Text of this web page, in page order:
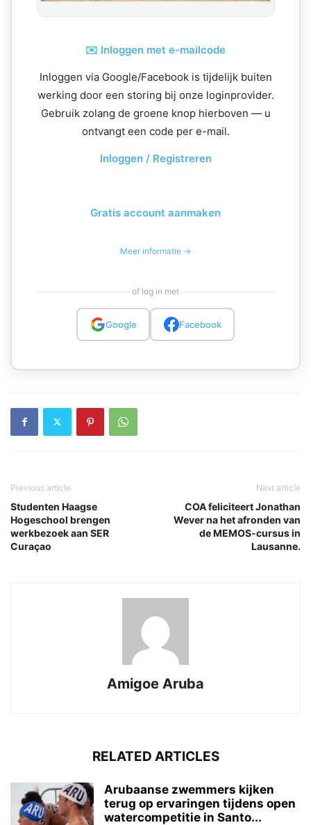
✉️ Inloggen met e-mailcode
Inloggen via Google/Facebook is tijdelijk buiten
werking door een storing bij onze loginprovider.
Gebruik zolang de groene knop hierboven — u
ontvangt een code per e-mail.
Inloggen / Registreren
Gratis account aanmaken
Meer informatie →
of log in met
Google Facebook
Previous article
Studenten Haagse
Hogeschool brengen
werkbezoek aan SER
Curaçao
Next article
COA feliciteert Jonathan
Wever na het afronden van
de MEMOS-cursus in
Lausanne.
Amigoe Aruba
RELATED ARTICLES
Arubaanse zwemmers kijken
terug op ervaringen tijdens open
watercompetitie in Santo...